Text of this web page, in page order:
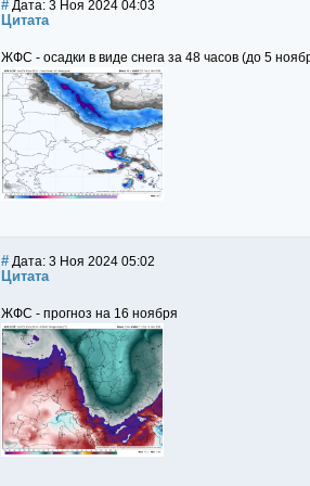
# Дата: 3 Ноя 2024 04:03
Цитата
ЖФС - осадки в виде снега за 48 часов (до 5
# Дата: 3 Ноя 2024 05:02
Цитата
ЖФС - прогноз на 16 ноября